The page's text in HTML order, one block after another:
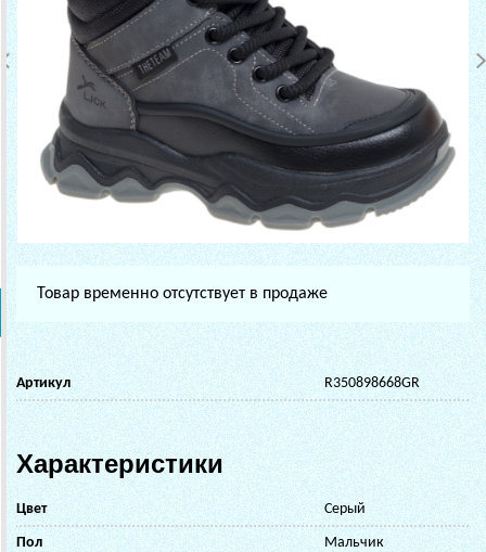
Товар временно отсутствует в продаже
Артикул R350898668GR
Характеристики
Цвет Серый
Пол Мальчик